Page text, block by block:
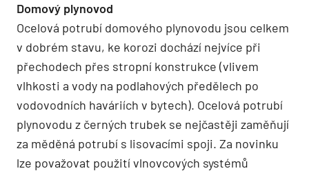
Domový plynovod
Ocelová potrubí domového plynovodu jsou celkem
v dobrém stavu, ke korozi dochází nejvíce při
přechodech přes stropní konstrukce (vlivem
vlhkosti a vody na podlahových předělech po
vodovodních haváriích v bytech). Ocelová potrubí
plynovodu z černých trubek se nejčastěji zaměňují
za měděná potrubí s lisovacími spoji. Za novinku
lze považovat použití vlnovcových systémů